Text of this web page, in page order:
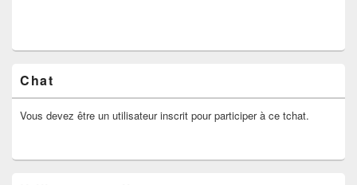
Chat
Vous devez être un utilisateur inscrit pour participer à ce tchat.